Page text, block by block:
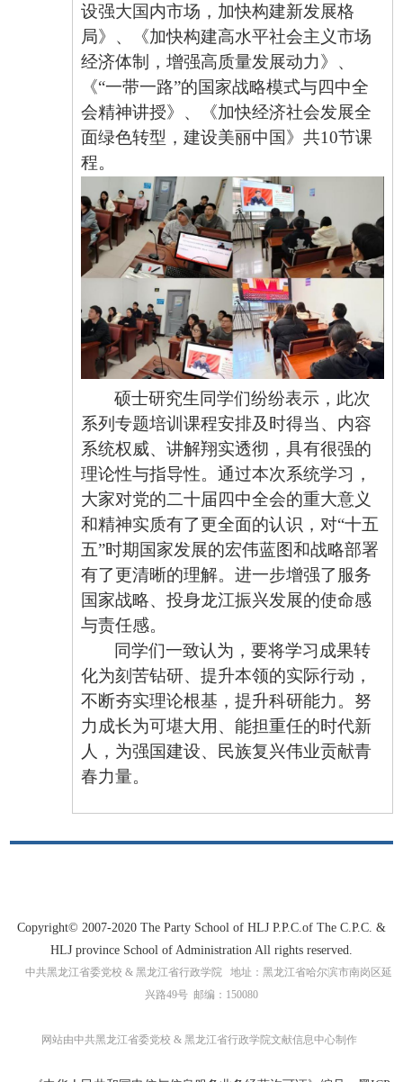
设强大国内市场，加快构建新发展格
局》、《加快构建高水平社会主义市场
经济体制，增强高质量发展动力》、
《“一带一路”的国家战略模式与四中全
会精神讲授》、《加快经济社会发展全
面绿色转型，建设美丽中国》共10节课
程。
硕士研究生同学们纷纷表示，此次
系列专题培训课程安排及时得当、内容
系统权威、讲解翔实透彻，具有很强的
理论性与指导性。通过本次系统学习，
大家对党的二十届四中全会的重大意义
和精神实质有了更全面的认识，对“十五
五”时期国家发展的宏伟蓝图和战略部署
有了更清晰的理解。进一步增强了服务
国家战略、投身龙江振兴发展的使命感
与责任感。
同学们一致认为，要将学习成果转
化为刻苦钻研、提升本领的实际行动，
不断夯实理论根基，提升科研能力。努
力成长为可堪大用、能担重任的时代新
人，为强国建设、民族复兴伟业贡献青
春力量。
Copyright© 2007-2020 The Party School of HLJ P.P.C.of The C.P.C. &
HLJ province School of Administration All rights reserved.
中共黑龙江省委党校 & 黑龙江省行政学院 地址：黑龙江省哈尔滨市南岗区延
兴路49号 邮编：150080
网站由中共黑龙江省委党校 & 黑龙江省行政学院文献信息中心制作